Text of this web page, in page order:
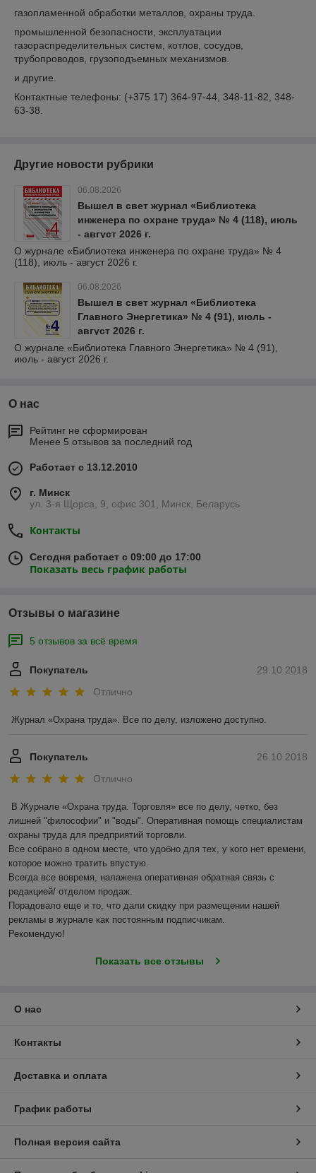
газопламенной обработки металлов, охраны труда.
промышленной безопасности, эксплуатации
газораспределительных систем, котлов, сосудов,
трубопроводов, грузоподъемных механизмов.
и другие.
Контактные телефоны: (+375 17) 364-97-44, 348-11-82, 348-
63-38.
Другие новости рубрики
06.08.2026
Вышел в свет журнал «Библиотека
инженера по охране труда» № 4 (118), июль
- август 2026 г.
О журнале «Библиотека инженера по охране труда» № 4
(118), июль - август 2026 г.
06.08.2026
Вышел в свет журнал «Библиотека
Главного Энергетика» № 4 (91), июль -
август 2026 г.
О журнале «Библиотека Главного Энергетика» № 4 (91),
июль - август 2026 г.
О нас
Рейтинг не сформирован
Менее 5 отзывов за последний год
Работает с 13.12.2010
г. Минск
ул. 3-я Щорса, 9, офис 301, Минск, Беларусь
Контакты
Сегодня работает с 09:00 до 17:00
Показать весь график работы
Отзывы о магазине
5 отзывов за всё время
29.10.2018
Покупатель
Отлично
Журнал «Охрана труда». Все по делу, изложено доступно.
26.10.2018
Покупатель
Отлично
В Журнале «Охрана труда. Торговля» все по делу, четко, без
лишней "философии" и "воды". Оперативная помощь специалистам
охраны труда для предприятий торговли.
Все собрано в одном месте, что удобно для тех, у кого нет времени,
которое можно тратить впустую.
Всегда все вовремя, налажена оперативная обратная связь с
редакцией/ отделом продаж.
Порадовало еще и то, что дали скидку при размещении нашей
рекламы в журнале как постоянным подписчикам.
Рекомендую!
Показать все отзывы
О нас
Контакты
Доставка и оплата
График работы
Полная версия сайта